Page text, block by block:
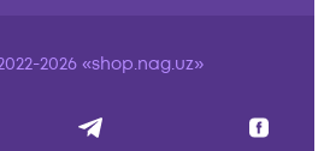
2026 «shop.nag.uz»